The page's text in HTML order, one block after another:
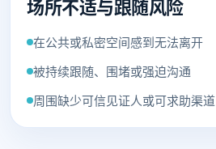
场所不适与跟随风险
在公共或私密空间感到无法离开
被持续跟随、围堵或强迫沟通
周围缺少可信见证人或可求助渠道